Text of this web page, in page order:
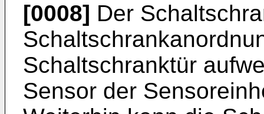
[0008] Der
Schaltschranktür
Sensor der